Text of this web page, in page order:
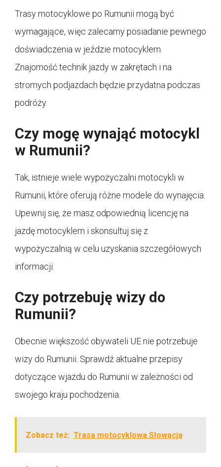
Trasy motocyklowe po Rumunii mogą być
wymagające, więc zalecamy posiadanie pewnego
doświadczenia w jeździe motocyklem.
Znajomość technik jazdy w zakrętach i na
stromych podjazdach będzie przydatna podczas
podróży.
Czy mogę wynająć motocykl
w Rumunii?
Tak, istnieje wiele wypożyczalni motocykli w
Rumunii, które oferują różne modele do wynajęcia.
Upewnij się, że masz odpowiednią licencję na
jazdę motocyklem i skonsultuj się z
wypożyczalnią w celu uzyskania szczegółowych
informacji.
Czy potrzebuję wizy do
Rumunii?
Obecnie większość obywateli UE nie potrzebuje
wizy do Rumunii. Sprawdź aktualne przepisy
dotyczące wjazdu do Rumunii w zależności od
swojego kraju pochodzenia.
Zobacz też: Trasa motocyklowa Słowacja